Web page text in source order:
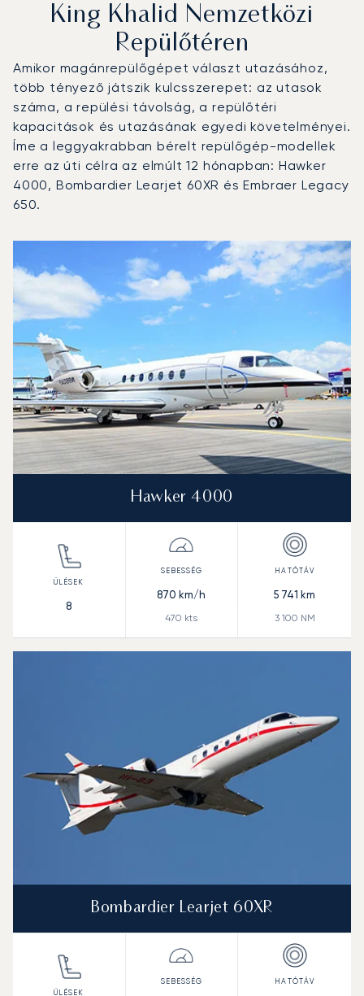
King Khalid Nemzetközi
Repülőtéren
Amikor magánrepülőgépet választ utazásához,
több tényező játszik kulcsszerepet: az utasok
száma, a repülési távolság, a repülőtéri
kapacitások és utazásának egyedi követelményei.
Íme a leggyakrabban bérelt repülőgép-modellek
erre az úti célra az elmúlt 12 hónapban: Hawker
4000, Bombardier Learjet 60XR és Embraer Legacy
650.
Repülőgép-típus
Ülőhelyek
Sebesség (km/h)
Sebesség (csomó) Hatótávolság (km)
Hatótávolság (NM)
Hawker 4000
8
870 km/h
470 kts
5 741 km
3 100 NM
Bombardier Learjet 60XR